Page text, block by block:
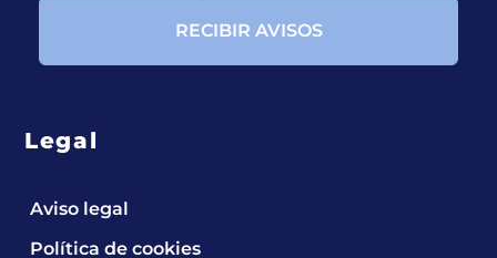
Legal
Aviso legal
Política de cookies